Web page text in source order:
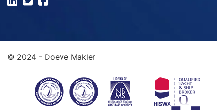
© 2024 - Doeve Makler